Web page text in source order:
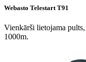
Webasto Telestart T91
Vienkārši lietojama
1000m.